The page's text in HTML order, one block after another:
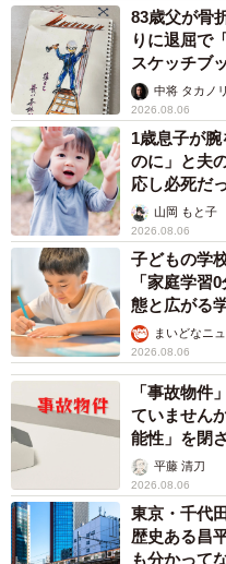
83歳父が骨
りに退屈で
スケッチブ
ますよ…」
中将 タカノリ
2026.08.06
1歳息子が
のに」と夫
応し必死だ
出し…山岡 もと子
2026.08.06
子どもの学
「家庭学習
態と広がる
まいどなニ
2026.08.06
「事故物件
ていません
能性」を閉
平藤 清刀
2026.08.06
東京・千代
歴史ある昌
も分かって